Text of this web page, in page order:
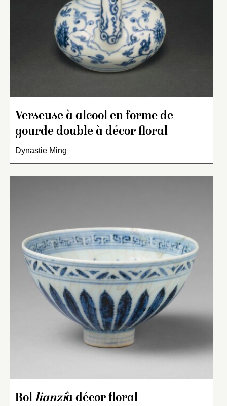
Verseuse à alcool en forme de
gourde double à décor floral
Dynastie Ming
Bol lianzià décor floral